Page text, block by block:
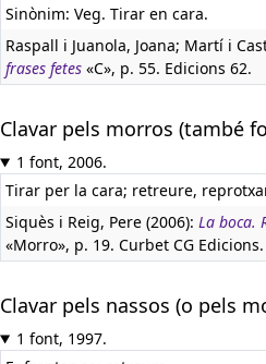
Sinònim: Veg. Tirar en cara.
Raspall i Juanola, Joana; Martí i
frases fetes «C», p. 55. Edicions 62.
Clavar pels morros (també
1 font, 2006.
Tirar per la cara; retreure,
Siquès i Reig, Pere (2006): La boca.
«Morro», p. 19. Curbet CG Edicions.
Clavar pels nassos (o pels
1 font, 1997.